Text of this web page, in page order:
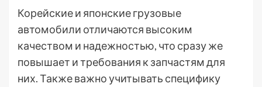
Корейские и японские грузовые
автомобили отличаются высоким
качеством и надежностью, что сразу же
повышает и требования к запчастям для
них. Также важно учитывать специфику